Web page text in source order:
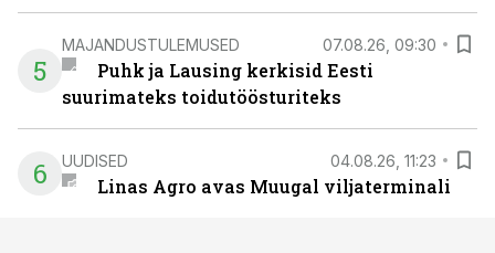
5
MAJANDUSTULEMUSED 07.08.26, 09:30
Puhk ja Lausing kerkisid Eesti
suurimateks toidutöösturiteks
6 UUDISED 04.08.26, 11:23
Linas Agro avas Muugal viljaterminali